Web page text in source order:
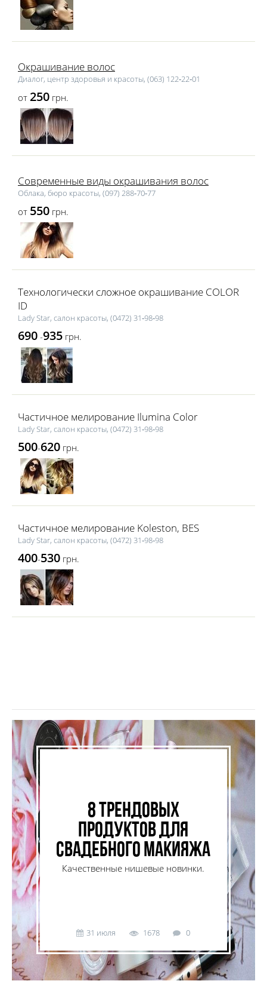
Окрашивание волос
Диалог, центр здоровья и красоты, (063) 122‑22‑01
от 250 грн.
Современные виды окрашивания волос
Облака, бюро красоты, (097) 288‑70‑77
от 550 грн.
Технологически сложное окрашивание COLOR
ID
Lаdy Star, салон красоты, (0472) 31‑98‑98
690 -935 грн.
Частичное мелирование Ilumina Color
Lаdy Star, салон красоты, (0472) 31‑98‑98
500-620 грн.
Частичное мелирование Koleston, BES
Lаdy Star, салон красоты, (0472) 31‑98‑98
400-530 грн.
8 трендовых
продуктов для
свадебного макияжа
Качественные нишевые новинки.
31 июля 1678 0